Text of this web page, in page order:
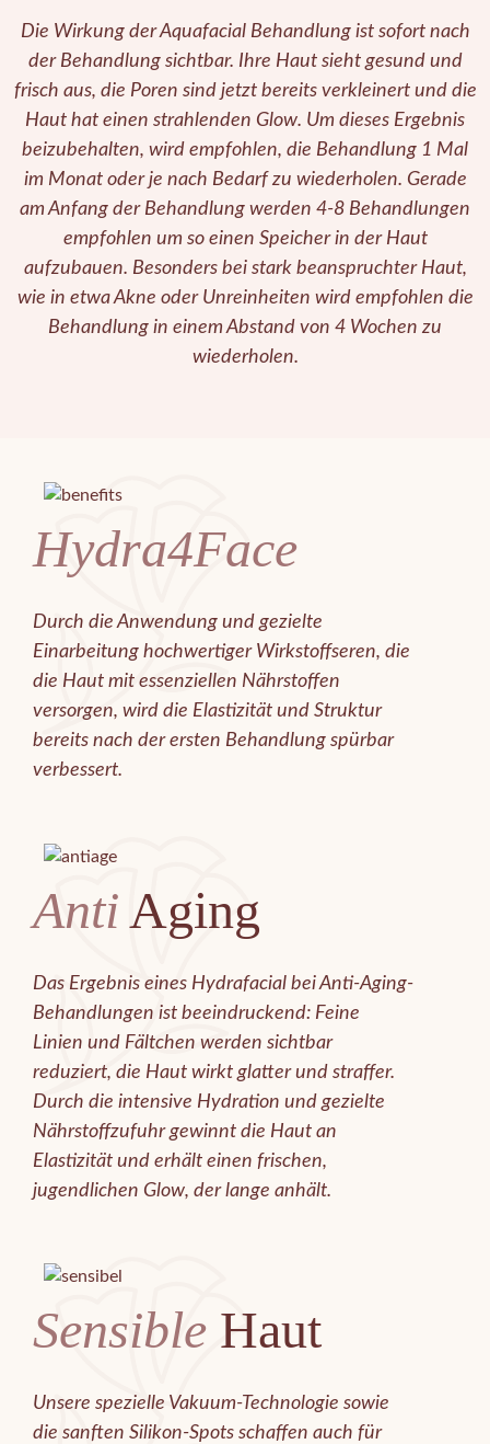
Die Wirkung der Aquafacial Behandlung ist sofort nach
der Behandlung sichtbar. Ihre Haut sieht gesund und
frisch aus, die Poren sind jetzt bereits verkleinert und die
Haut hat einen strahlenden Glow. Um dieses Ergebnis
beizubehalten, wird empfohlen, die Behandlung 1 Mal
im Monat oder je nach Bedarf zu wiederholen. Gerade
am Anfang der Behandlung werden 4-8 Behandlungen
empfohlen um so einen Speicher in der Haut
aufzubauen. Besonders bei stark beanspruchter Haut,
wie in etwa Akne oder Unreinheiten wird empfohlen die
Behandlung in einem Abstand von 4 Wochen zu
wiederholen.
Hydra4Face
Durch die Anwendung und gezielte
Einarbeitung hochwertiger Wirkstoffseren, die
die Haut mit essenziellen Nährstoffen
versorgen, wird die Elastizität und Struktur
bereits nach der ersten Behandlung spürbar
verbessert.
AntiAging
Das Ergebnis eines Hydrafacial bei Anti-Aging-
Behandlungen ist beeindruckend: Feine
Linien und Fältchen werden sichtbar
reduziert, die Haut wirkt glatter und straffer.
Durch die intensive Hydration und gezielte
Nährstoffzufuhr gewinnt die Haut an
Elastizität und erhält einen frischen,
jugendlichen Glow, der lange anhält.
Sensible Haut
Unsere spezielle Vakuum-Technologie sowie
die sanften Silikon-Spots schaffen auch für